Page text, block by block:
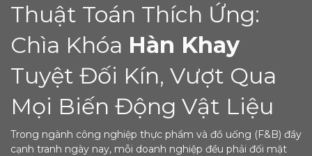
Thuật Toán Thích Ứng:
Chìa Khóa Hàn Khay
Tuyệt Đối Kín, Vượt Qua
Mọi Biến Động Vật Liệu
Trong ngành công nghiệp thực phẩm và đồ uống (F&B) đầy
cạnh tranh ngày nay, mỗi doanh nghiệp đều phải đối mặt